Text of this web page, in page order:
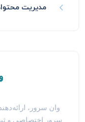
مدیریت محتواها
وان سرور،
سرور اختصاصی و ثبت